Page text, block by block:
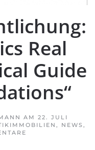
Real
Guide
AM 22. JULI
, NEWS,